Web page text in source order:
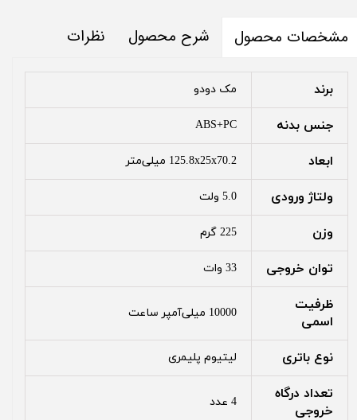
مشخصات محصول شرح محصول نظرات
برند مک دودو
جنس بدنه ABS+PC
ابعاد 125.8x25x70.2 میلی‌متر
ولتاژ ورودی 5.0 ولت
وزن 225 گرم
توان خروجی 33 وات
ظرفیت
اسمی
10000 میلی‌آمپر ساعت
نوع باتری لیتیوم پلیمری
تعداد درگاه
خروجی
4 عدد